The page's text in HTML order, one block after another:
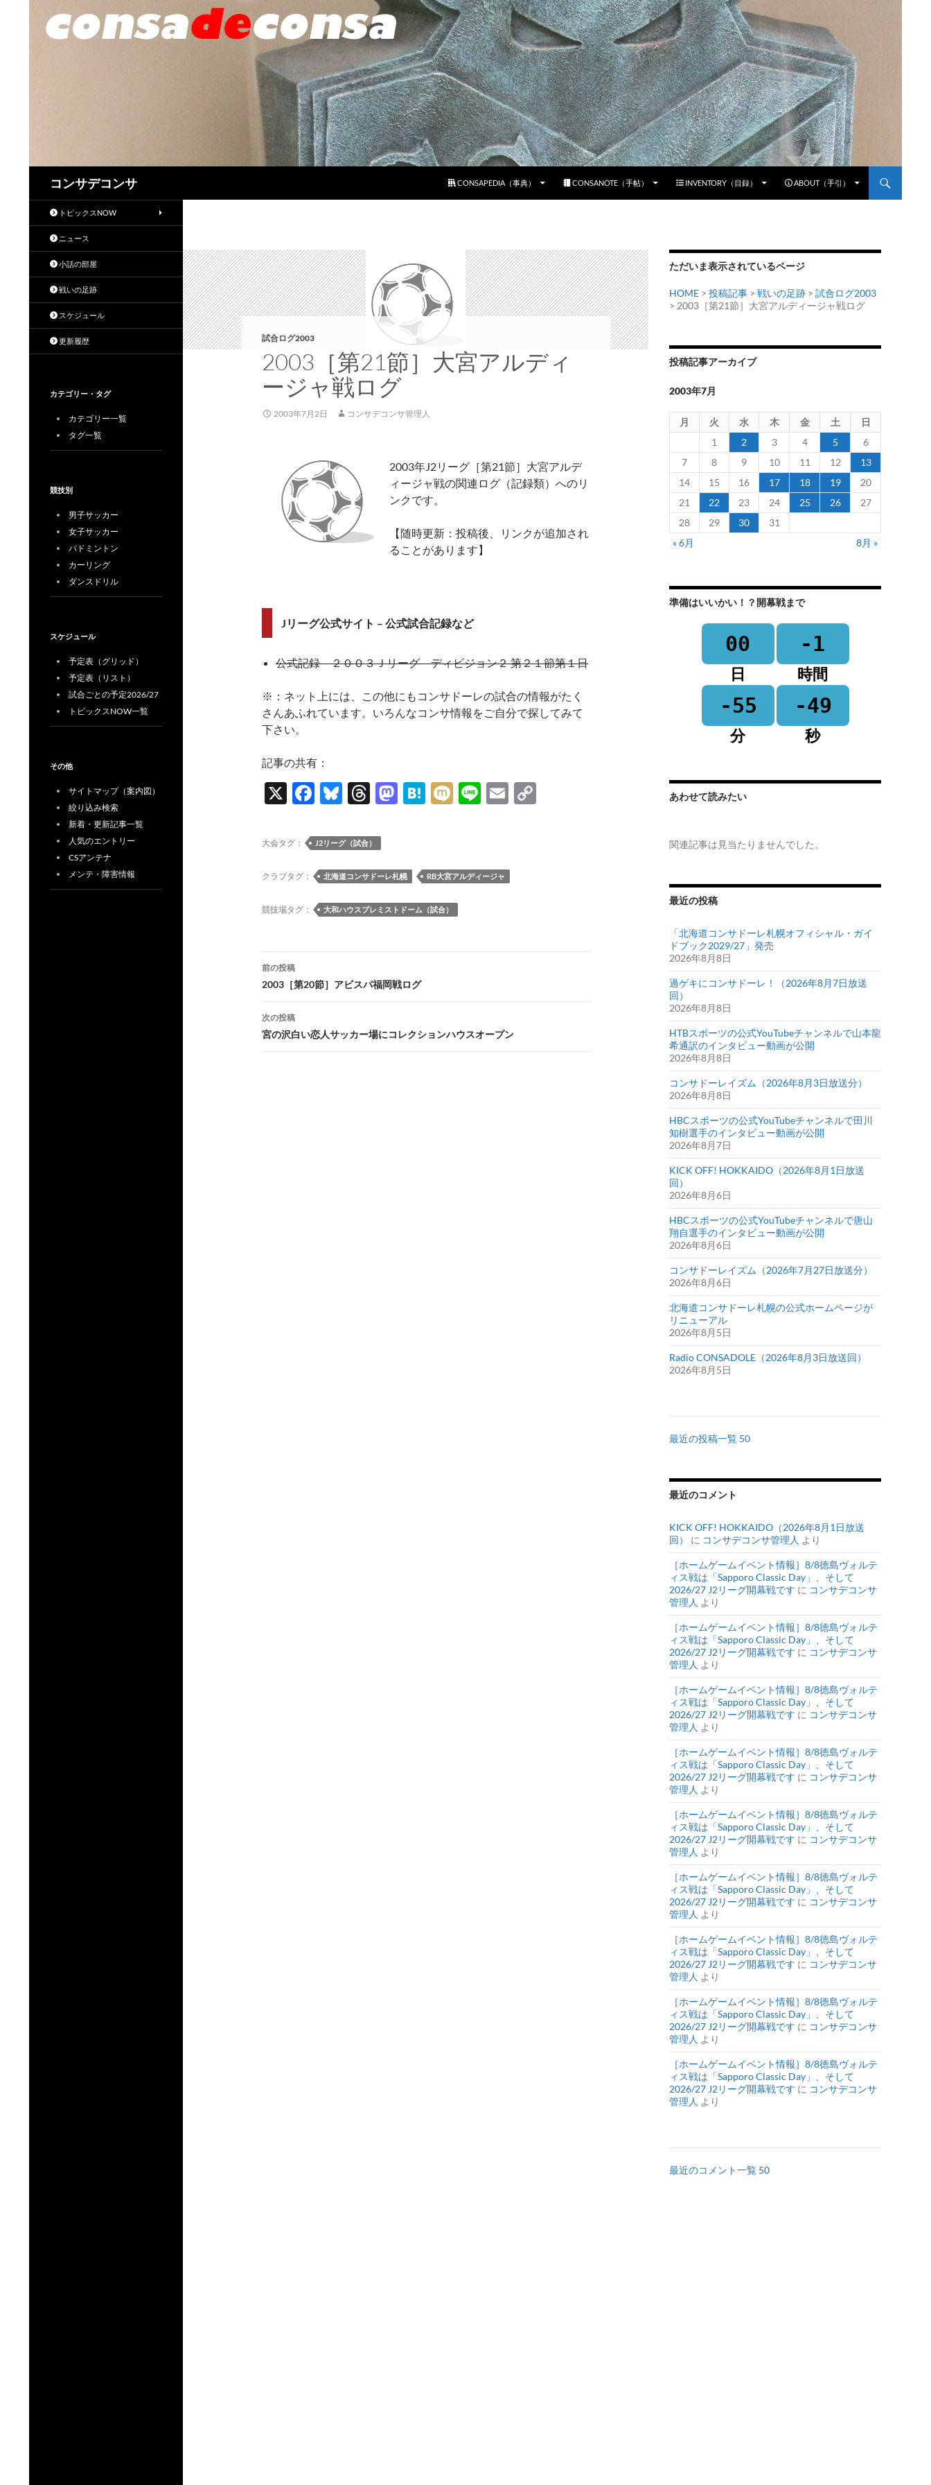
コンサデコンサ
CONSAPEDIA（事典）
CONSANOTE（手帖） INVENTORY（目録） ABOUT（手引）
試合ログ2003
2003［第21節］大宮アルディ
ージャ戦ログ
2003年7月2日 コンサデコンサ管理人
2003年J2リーグ［第21節］大宮アルデ
ィージャ戦の関連ログ（記録類）へのリ
ンクです。
【随時更新：投稿後、リンクが追加され
ることがあります】
Jリーグ公式サイト – 公式試合記録など
公式記録 ２００３Ｊリーグ ディビジョン２ 第２１節第１日
※：ネット上には、この他にもコンサドーレの試合の情報がたく
さんあふれています。いろんなコンサ情報をご自分で探してみて
下さい。
記事の共有：
X
F
e
o
o
Bl
es
y
T
e
ds
M
o
n
H
a
M Li
E
大会タグ： J2リーグ（試合）
クラブタグ： 北海道コンサドーレ札幌 RB大宮アルディージャ
競技場タグ： 大和ハウスプレミストドーム（試合）
投
稿
ナ
ビ
ゲ
前の投稿
2003［第20節］アビスパ福岡戦ログ
次の投稿
宮の沢白い恋人サッカー場にコレクションハウスオープン
ただいま表示されているページ
HOME > 投稿記事 > 戦いの足跡 > 試合ログ2003
> 2003［第21節］大宮アルディージャ戦ログ
投稿記事アーカイブ
2003年7月
月 火 水 木 金 土
日
1
2 3 4 5
6
7
8 9 10 11 12
13
14
15 16 17 18 19
20
21
22 23 24 25 26
27
28
29 30
31
« 6月
8月 »
準備はいいかい！？開幕戦まで
00
日
-1
時間
-55
分
-49
秒
あわせて読みたい
関連記事は見当たりませんでした。
最近の投稿
「北海道コンサドーレ札幌オフィシャル・ガイ
ドブック2029/27」発売
2026年8月8日
過ゲキにコンサドーレ！（2026年8月7日放送
回）
2026年8月8日
HTBスポーツの公式YouTubeチャンネルで山本龍
希通訳のインタビュー動画が公開
2026年8月8日
コンサドーレイズム（2026年8月3日放送分）
2026年8月8日
HBCスポーツの公式YouTubeチャンネルで田川
知樹選手のインタビュー動画が公開
2026年8月7日
KICK OFF! HOKKAIDO（2026年8月1日放送
回）
2026年8月6日
HBCスポーツの公式YouTubeチャンネルで唐山
翔自選手のインタビュー動画が公開
2026年8月6日
コンサドーレイズム（2026年7月27日放送分）
2026年8月6日
北海道コンサドーレ札幌の公式ホームページが
リニューアル
2026年8月5日
Radio CONSADOLE（2026年8月3日放送回）
2026年8月5日
最近の投稿一覧 50
最近のコメント
KICK OFF! HOKKAIDO（2026年8月1日放送
回）
に コンサデコンサ管理人 より
［ホームゲームイベント情報］8/8徳島ヴォルテ
ィス戦は「Sapporo Classic Day」、そして
2026/27 J2リーグ開幕戦です に コンサデコンサ
管理人 より
［ホームゲームイベント情報］8/8徳島ヴォルテ
ィス戦は「Sapporo Classic Day」、そして
2026/27 J2リーグ開幕戦です に コンサデコンサ
管理人 より
［ホームゲームイベント情報］8/8徳島ヴォルテ
ィス戦は「Sapporo Classic Day」、そして
2026/27 J2リーグ開幕戦です に コンサデコンサ
管理人 より
［ホームゲームイベント情報］8/8徳島ヴォルテ
ィス戦は「Sapporo Classic Day」、そして
2026/27 J2リーグ開幕戦です に コンサデコンサ
管理人 より
［ホームゲームイベント情報］8/8徳島ヴォルテ
ィス戦は「Sapporo Classic Day」、そして
2026/27 J2リーグ開幕戦です に コンサデコンサ
管理人 より
［ホームゲームイベント情報］8/8徳島ヴォルテ
ィス戦は「Sapporo Classic Day」、そして
2026/27 J2リーグ開幕戦です に コンサデコンサ
管理人 より
［ホームゲームイベント情報］8/8徳島ヴォルテ
ィス戦は「Sapporo Classic Day」、そして
2026/27 J2リーグ開幕戦です に コンサデコンサ
管理人 より
［ホームゲームイベント情報］8/8徳島ヴォルテ
ィス戦は「Sapporo Classic Day」、そして
2026/27 J2リーグ開幕戦です に コンサデコンサ
管理人 より
［ホームゲームイベント情報］8/8徳島ヴォルテ
ィス戦は「Sapporo Classic Day」、そして
2026/27 J2リーグ開幕戦です に コンサデコンサ
管理人 より
最近のコメント一覧 50
トピックスNOW
ニュース
小話の部屋
戦いの足跡
スケジュール
更新履歴
カテゴリー・タグ
カテゴリー一覧
タグ一覧
競技別
男子サッカー
女子サッカー
バドミントン
カーリング
ダンスドリル
スケジュール
予定表（グリッド）
予定表（リスト）
試合ごとの予定2026/27
トピックスNOW一覧
その他
サイトマップ（案内図）
絞り込み検索
新着・更新記事一覧
人気のエントリー
CSアンテナ
メンテ・障害情報